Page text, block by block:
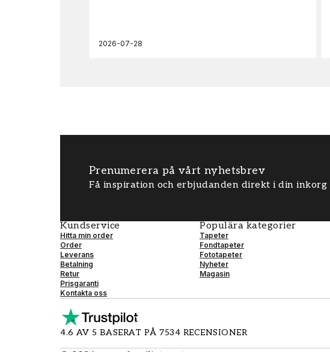
2026-07-28
Prenumerera på vårt nyhetsbrev
Få inspiration och erbjudanden direkt i din inkorg
Kundservice
Hitta min order
Order
Leverans
Betalning
Retur
Prisgaranti
Kontakta oss
Populära kategorier
Tapeter
Fondtapeter
Fototapeter
Nyheter
Magasin
4.6 AV 5 BASERAT PÅ 7534 RECENSIONER